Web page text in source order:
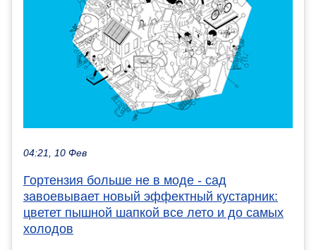
04:21, 10 Фев
Гортензия больше не в моде - сад
завоевывает новый эффектный кустарник:
цветет пышной шапкой все лето и до самых
холодов